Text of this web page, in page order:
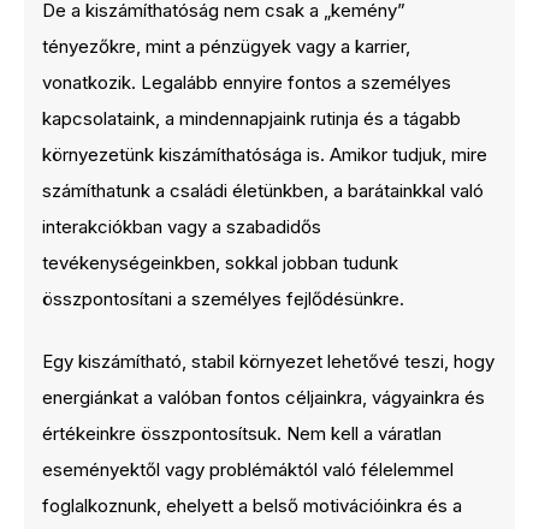
De a kiszámíthatóság nem csak a „kemény”
tényezőkre, mint a pénzügyek vagy a karrier,
vonatkozik. Legalább ennyire fontos a személyes
kapcsolataink, a mindennapjaink rutinja és a tágabb
környezetünk kiszámíthatósága is. Amikor tudjuk, mire
számíthatunk a családi életünkben, a barátainkkal való
interakciókban vagy a szabadidős
tevékenységeinkben, sokkal jobban tudunk
összpontosítani a személyes fejlődésünkre.
Egy kiszámítható, stabil környezet lehetővé teszi, hogy
energiánkat a valóban fontos céljainkra, vágyainkra és
értékeinkre összpontosítsuk. Nem kell a váratlan
eseményektől vagy problémáktól való félelemmel
foglalkoznunk, ehelyett a belső motivációinkra és a